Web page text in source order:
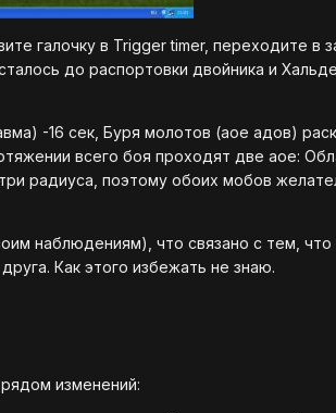
галочку в Trigger timer, переходите в
до распортовки двойника и
-16 сек, Буря молотов (аое адов)
всего боя проходят две аое:
радиуса, поэтому обоих мобов
наблюдениям), что связано с тем,
Как этого избежать не знаю.
изменений: